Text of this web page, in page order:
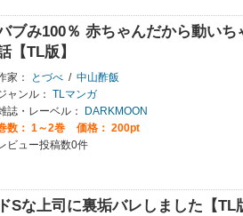
ブみ100％ 赤ちゃんだから動い
【TL版】
家： とづべ / 中山酢飯
ャンル： TLマンガ
誌・レーベル：
DARKMOON
数： 1～2巻
価格： 200pt
ビュー投稿数0件
ドSな上司に裏垢バレしました【TL